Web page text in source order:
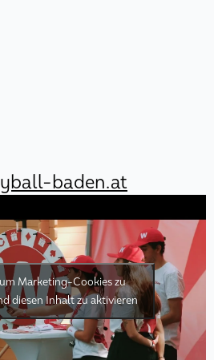
Marketing-Cookies zu
diesen Inhalt zu aktivieren
baden.at